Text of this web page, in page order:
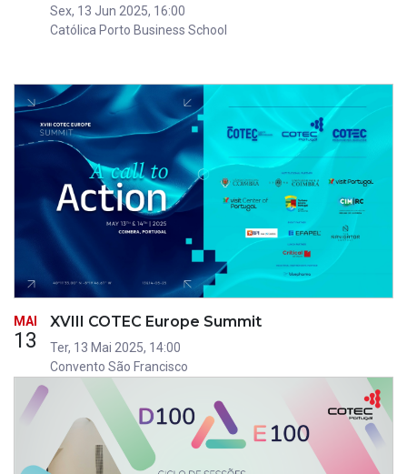
Sex, 13 Jun 2025, 16:00
Católica Porto Business School
MAI
13
XVIII COTEC Europe Summit
Ter, 13 Mai 2025, 14:00
Convento São Francisco